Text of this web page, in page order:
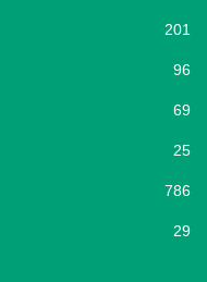
201
96
69
25
786
29